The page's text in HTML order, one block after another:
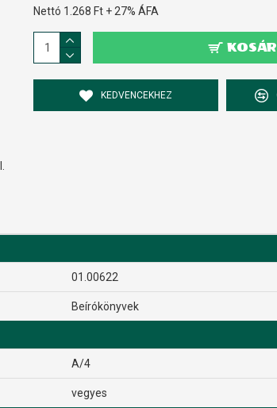
Nettó 1.268 Ft + 27% ÁFA
KEDVENCEKHEZ
01.00622
Beírókönyvek
A/4
vegyes